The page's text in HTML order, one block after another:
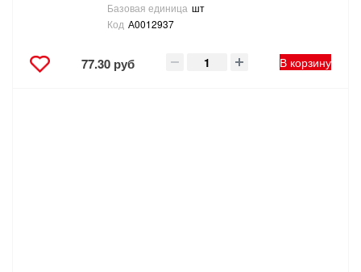
Базовая единица шт
Код А0012937
77.30 руб В корзину